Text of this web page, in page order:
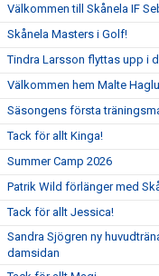
Välkommen till Skånela IF
Skånela Masters i Golf!
Tindra Larsson flyttas upp i
Välkommen hem Malte
Säsongens första
Tack för allt Kinga!
Summer Camp 2026
Patrik Wild förlänger med
Tack för allt Jessica!
Sandra Sjögren ny
damsidan